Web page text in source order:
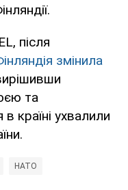
після
змінила
та
країні ухвалили
НАТО